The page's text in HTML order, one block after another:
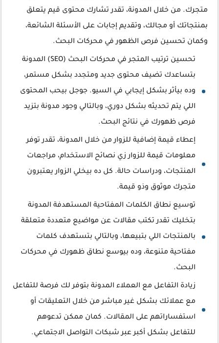
متجرك. من خلال المدونة، تقدر تشارك محتوى قيم يتعلق
بمنتجاتك أو مجالك، وتقديم إجابات على الأسئلة الشائعة،
وكمان تحسين فرص الظهور في محركات البحث.
تحسين ترتيب المتجر في محركات البحث (SEO) المدونة
بتساعدك تضيف محتوى جديد ومتجدد بشكل مستمر،
وده بيأثر بشكل إيجابي في السيو. جوجل بيحب المحتوى
اللي يتم تحديثه بشكل دوري، وبالتالي وجود مدونة بتزيد
فرص ظهورك في نتائج البحث.
إعطاء قيمة إضافية للزوار من خلال المدونة، تقدر توفر
معلومات قيمة للزوار زي نصائح الاستخدام، مراجعات
المنتجات، ودراسات حالة. كل ده بيخلي الزوار يعتبرون
متجرك موثوق وذو قيمة.
توسيع نطاق الكلمات المفتاحية المستهدفة المدونة
بتخليك تقدر تكتب مقالات عن مواضيع متعددة متعلقة
بالمنتجات اللي بتبيعها، وبالتالي بتستهدف كلمات
مفتاحية متنوعة، وده بيوسع نطاق ظهورك في محركات
البحث.
زيادة التفاعل مع العملاء المدونة بتوفر لك فرصة للتفاعل
مع عملائك بشكل غير مباشر من خلال التعليقات أو
استفساراتهم على المقالات. كمان ممكن تدعوهم
للتفاعل بشكل أكبر عبر شبكات التواصل الاجتماعي.